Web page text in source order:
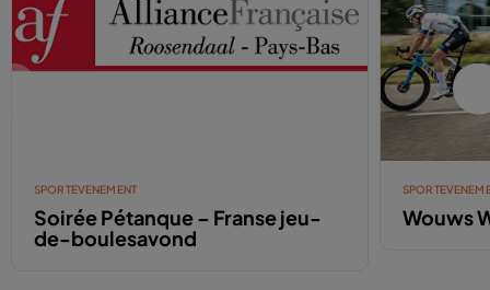
SPORTEVENEMENT
Soirée Pétanque – Franse jeu-
de-boulesavond
Wouws